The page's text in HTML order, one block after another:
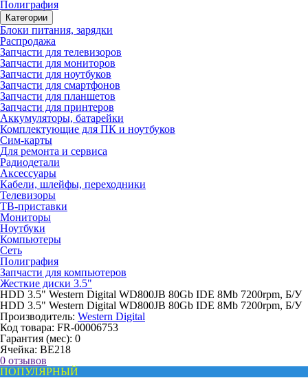
Полиграфия
Категории
Блоки питания, зарядки
Распродажа
Запчасти для телевизоров
Запчасти для мониторов
Запчасти для ноутбуков
Запчасти для смартфонов
Запчасти для планшетов
Запчасти для принтеров
Аккумуляторы, батарейки
Комплектующие для ПК и ноутбуков
Сим-карты
Для ремонта и сервиса
Радиодетали
Аксессуары
Кабели, шлейфы, переходники
Телевизоры
ТВ-приставки
Мониторы
Ноутбуки
Компьютеры
Сеть
Полиграфия
Запчасти для компьютеров
Жесткие диски 3.5"
HDD 3.5" Western Digital WD800JB 80Gb IDE 8Mb 7200rpm, Б/У
HDD 3.5" Western Digital WD800JB 80Gb IDE 8Mb 7200rpm, Б/У
Производитель: Western Digital
Код товара: FR-00006753
Гарантия (мес): 0
Ячейка: BE218
0 отзывов
ПОПУЛЯРНЫЙ